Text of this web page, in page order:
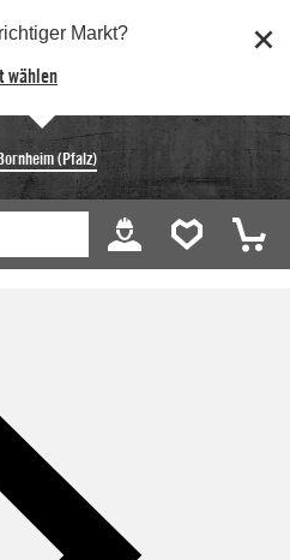
Markt?
wählen
(Pfalz)